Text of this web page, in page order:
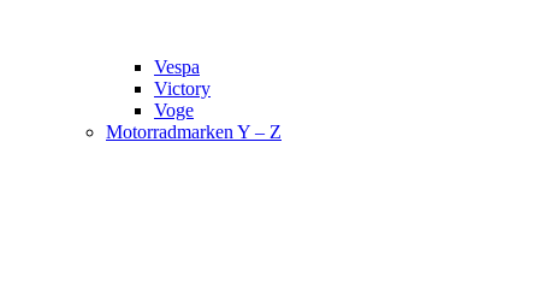
Vespa
Victory
Voge
Motorradmarken Y – Z